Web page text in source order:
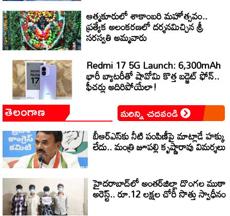
ఆత్మకూరులో శాకాంబరి మహోత్సవం..
ప్రత్యేక అలంకరణలో దర్శనమిచ్చిన శ్రీ
సరస్వతి అమ్మవారు
Redmi 17 5G Launch: 6,300mAh
భారీ బ్యాటరీతో షావోమి కొత్త బడ్జెట్ ఫోన్..
ఫీచర్లు అదిరిపోయేలా!
తెలంగాణ మరిన్ని చదవండి
బీఆర్ఎస్‌కు నీటి పంపిణీపై మాట్లాడే హక్కు
లేదు.. మంత్రి జూపల్లి కృష్ణారావు విమర్శలు
హైదరాబాద్‌లో అంతర్‌జిల్లా దొంగల ముఠా
అరెస్ట్.. రూ.12 లక్షల చోరీ సొత్తు స్వాధీనం